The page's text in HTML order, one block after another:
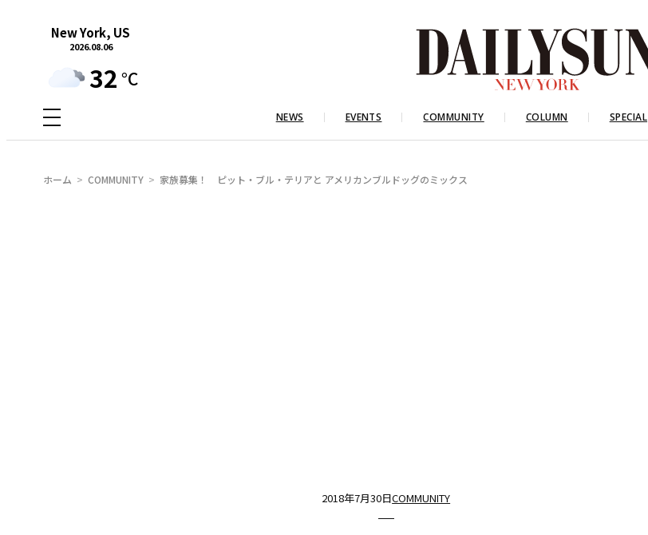
New York, US
2026.08.06
32 °C
NEWS EVENTS COMMUNITY COLUMN SPECIAL
ホーム COMMUNITY 家族募集！ ピット・ブル・テリアと アメリカンブルドッグのミックス
2018年7月30日COMMUNITY